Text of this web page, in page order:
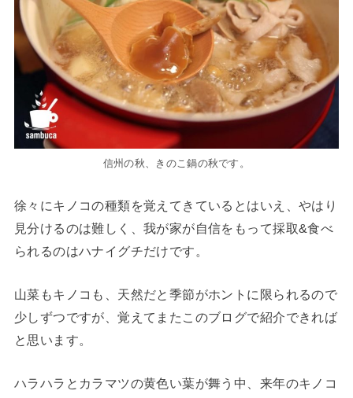
信州の秋、きのこ鍋の秋です。
徐々にキノコの種類を覚えてきているとはいえ、やはり
見分けるのは難しく、我が家が自信をもって採取&食べ
られるのはハナイグチだけです。
山菜もキノコも、天然だと季節がホントに限られるので
少しずつですが、覚えてまたこのブログで紹介できれば
と思います。
ハラハラとカラマツの黄色い葉が舞う中、来年のキノコ